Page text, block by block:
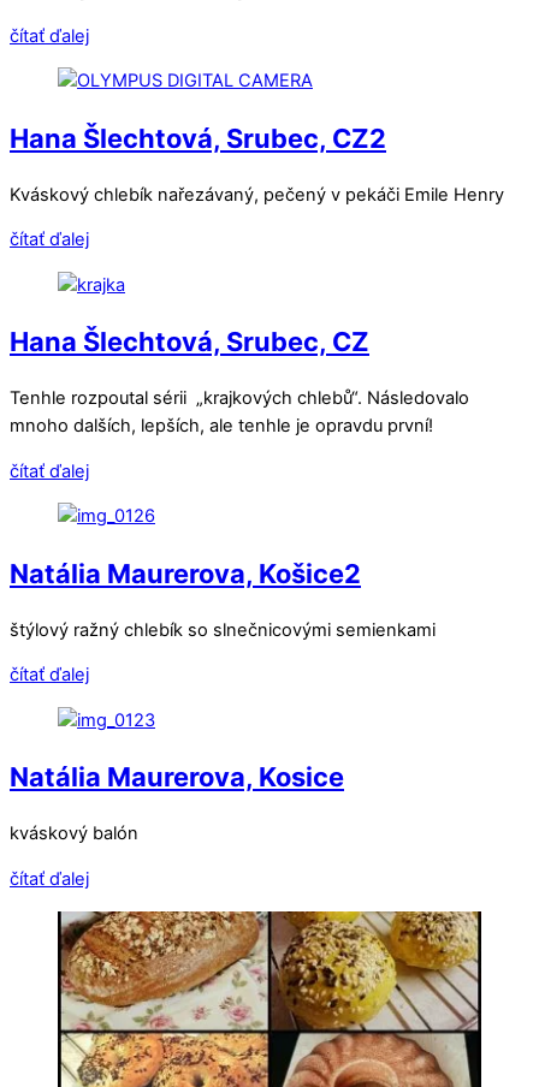
čítať ďalej
Hana Šlechtová, Srubec, CZ2
Kváskový chlebík nařezávaný, pečený v pekáči Emile Henry
čítať ďalej
Hana Šlechtová, Srubec, CZ
Tenhle rozpoutal sérii „krajkových chlebů“. Následovalo
mnoho dalších, lepších, ale tenhle je opravdu první!
čítať ďalej
Natália Maurerova, Košice2
štýlový ražný chlebík so slnečnicovými semienkami
čítať ďalej
Natália Maurerova, Kosice
kváskový balón
čítať ďalej